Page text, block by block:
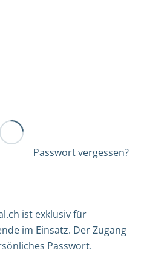
Passwort vergessen?
ist exklusiv für
im Einsatz. Der Zugang
Passwort.